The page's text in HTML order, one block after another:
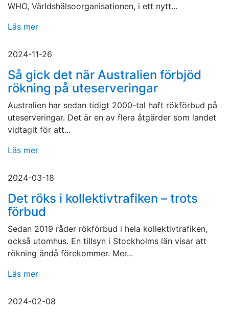
WHO, Världshälsoorganisationen, i ett nytt...
Läs mer
2024-11-26
Så gick det när Australien förbjöd
rökning på uteserveringar
Australien har sedan tidigt 2000-tal haft rökförbud på
uteserveringar. Det är en av flera åtgärder som landet
vidtagit för att...
Läs mer
2024-03-18
Det röks i kollektivtrafiken – trots
förbud
Sedan 2019 råder rökförbud i hela kollektivtrafiken,
också utomhus. En tillsyn i Stockholms län visar att
rökning ändå förekommer. Mer...
Läs mer
2024-02-08